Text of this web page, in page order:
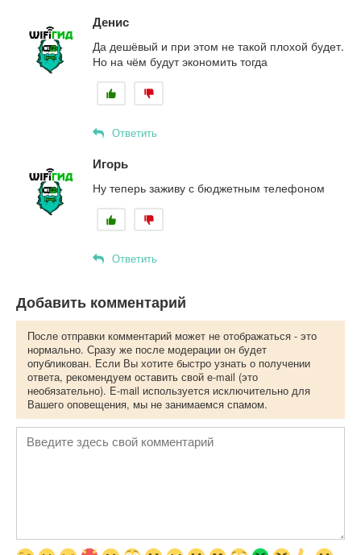
Денис
Да дешёвый и при этом не такой плохой будет.
Но на чём будут экономить тогда
Ответить
Игорь
Ну теперь заживу с бюджетным телефоном
Ответить
Добавить комментарий
После отправки комментарий может не отображаться - это
нормально. Сразу же после модерации он будет
опубликован. Если Вы хотите быстро узнать о получении
ответа, рекомендуем оставить свой e-mail (это
необязательно). E-mail используется исключительно для
Вашего оповещения, мы не занимаемся спамом.